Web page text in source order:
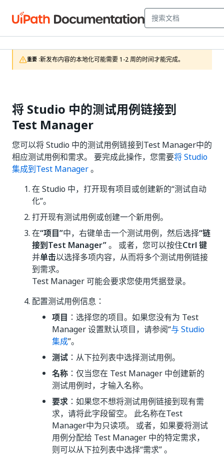
重要 :新发布内容的本地化可能需要 1-2 周的时间才能完成。
将 Studio 中的测试用例链接到
Test Manager
您可以将 Studio 中的测试用例链接到Test Manager中的
相应测试用例和需求。 要完成此操作，您需要将 Studio
集成到Test Manager。
在 Studio 中，打开现有项目或创建新的“测试自动
化”。
打开现有测试用例或创建一个新用例。
在“项目”中，右键单击一个测试用例，然后选择“链
接到Test Manager”。 或者，您可以按住Ctrl 键
并单击以选择多项内容，从而将多个测试用例链接
到需求。
Test Manager 可能会要求您使用凭据登录。
配置测试用例信息：
项目 ：选择您的项目。如果您没有为 Test
Manager设置默认项目，请参阅“与 Studio
集成”。
测试 ：从下拉列表中选择测试用例。
名称 ：仅当您在 Test Manager 中创建新的
测试用例时，才输入名称。
要求 ：如果您不想将测试用例链接到现有需
求，请将此字段留空。 此名称在Test
Manager中为只读项。 或者，如果要将测试
用例分配给 Test Manager 中的特定需求，
则可以从下拉列表中选择“需求” 。